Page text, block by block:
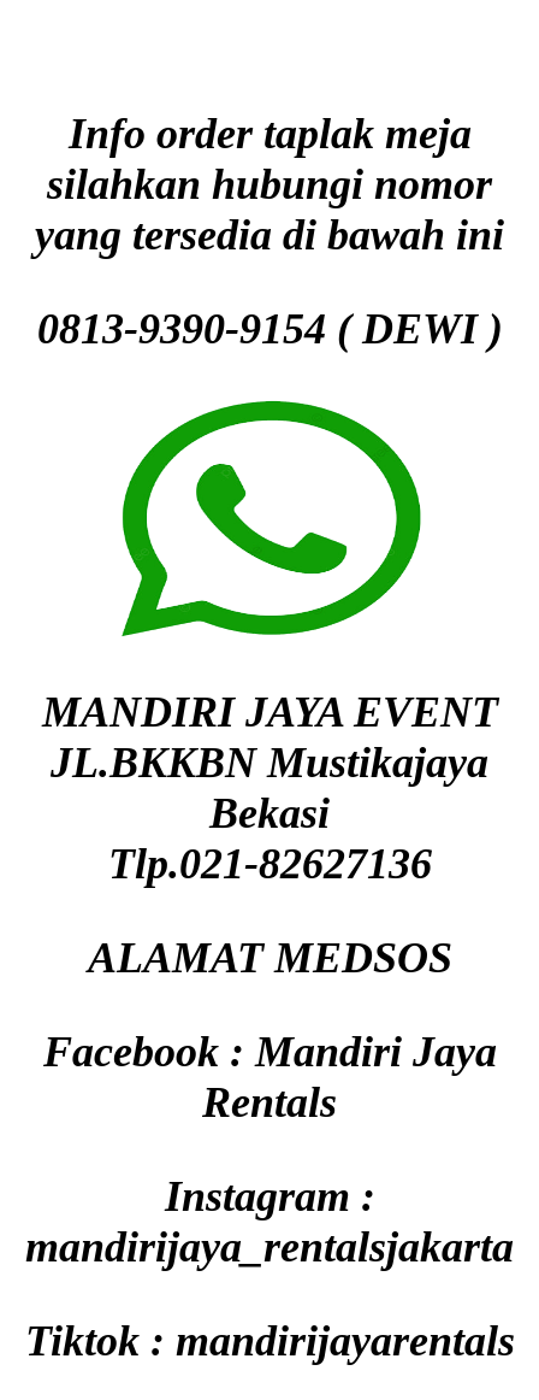
Info order taplak meja
silahkan hubungi nomor
yang tersedia di bawah ini
0813-9390-9154 ( DEWI )
MANDIRI JAYA EVENT
JL.BKKBN Mustikajaya
Bekasi
Tlp.021-82627136
ALAMAT MEDSOS
Facebook : Mandiri Jaya
Rentals
Instagram :
mandirijaya_rentalsjakarta
Tiktok : mandirijayarentals